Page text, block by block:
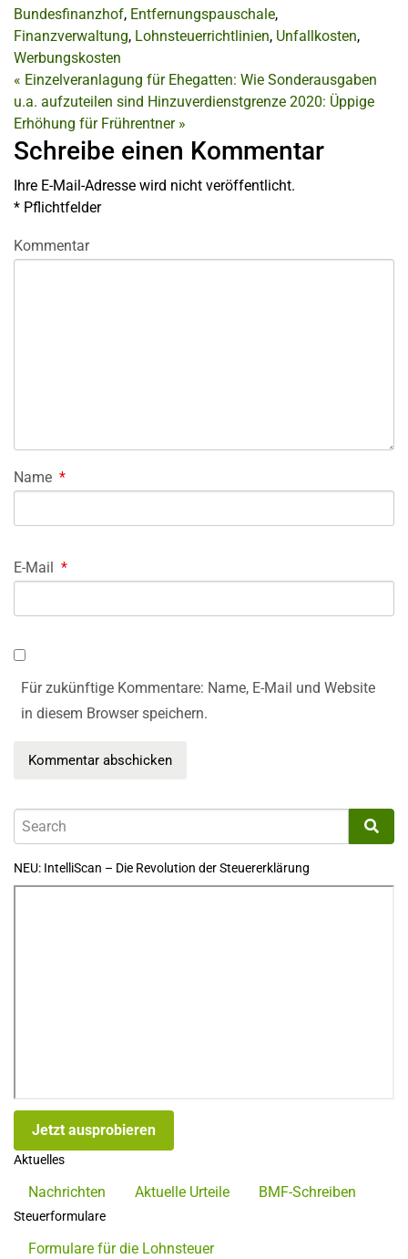
Bundesfinanzhof, Entfernungspauschale,
Finanzverwaltung, Lohnsteuerrichtlinien, Unfallkosten,
Werbungskosten
« Einzelveranlagung für Ehegatten: Wie Sonderausgaben
u.a. aufzuteilen sind Hinzuverdienstgrenze 2020: Üppige
Erhöhung für Frührentner »
Schreibe einen Kommentar
Ihre E-Mail-Adresse wird nicht veröffentlicht.
* Pflichtfelder
Kommentar
Name *
E-Mail *
Für zukünftige Kommentare: Name, E-Mail und Website
in diesem Browser speichern.
NEU: IntelliScan – Die Revolution der Steuererklärung
Jetzt ausprobieren
Aktuelles
Nachrichten Aktuelle Urteile BMF-Schreiben
Steuerformulare
Formulare für die Lohnsteuer